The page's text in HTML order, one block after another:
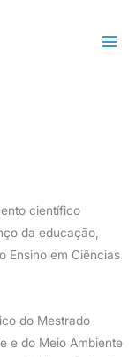
científico
da educação,
Ensino em Ciências
do Mestrado
e do Meio Ambiente